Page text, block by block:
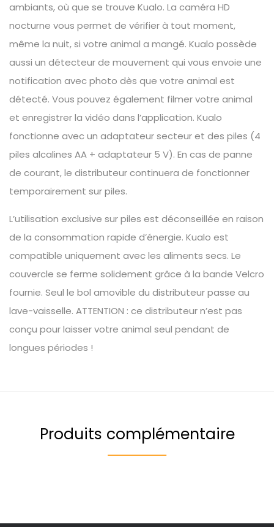
ambiants, où que se trouve Kualo. La caméra HD
nocturne vous permet de vérifier à tout moment,
même la nuit, si votre animal a mangé. Kualo possède
aussi un détecteur de mouvement qui vous envoie une
notification avec photo dès que votre animal est
détecté. Vous pouvez également filmer votre animal
et enregistrer la vidéo dans l’application. Kualo
fonctionne avec un adaptateur secteur et des piles (4
piles alcalines AA + adaptateur 5 V). En cas de panne
de courant, le distributeur continuera de fonctionner
temporairement sur piles.
L’utilisation exclusive sur piles est déconseillée en raison
de la consommation rapide d’énergie. Kualo est
compatible uniquement avec les aliments secs. Le
couvercle se ferme solidement grâce à la bande Velcro
fournie. Seul le bol amovible du distributeur passe au
lave-vaisselle. ATTENTION : ce distributeur n’est pas
conçu pour laisser votre animal seul pendant de
longues périodes !
Produits complémentaire